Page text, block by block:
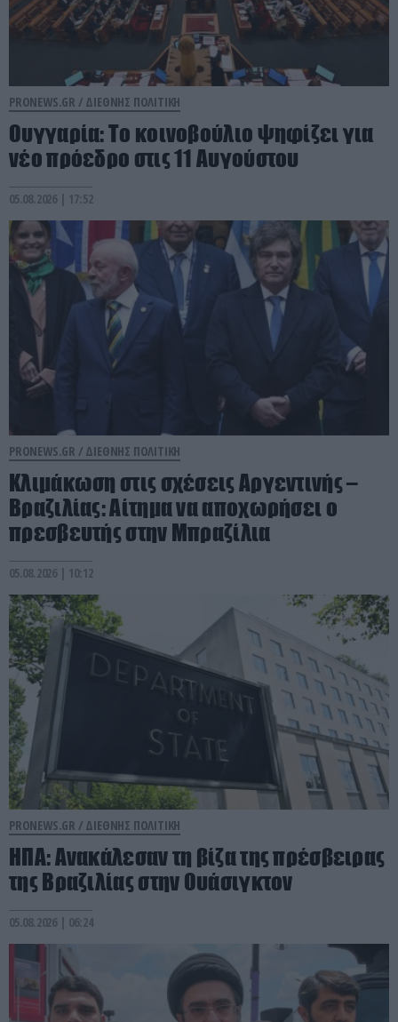
PRONEWS.GR / ΔΙΕΘΝΗΣ ΠΟΛΙΤΙΚΗ
Ουγγαρία: Το κοινοβούλιο ψηφίζει για
νέο πρόεδρο στις 11 Αυγούστου
05.08.2026 | 17:52
PRONEWS.GR / ΔΙΕΘΝΗΣ ΠΟΛΙΤΙΚΗ
Κλιμάκωση στις σχέσεις Αργεντινής –
Βραζιλίας: Αίτημα να αποχωρήσει ο
πρεσβευτής στην Μπραζίλια
05.08.2026 | 10:12
PRONEWS.GR / ΔΙΕΘΝΗΣ ΠΟΛΙΤΙΚΗ
ΗΠΑ: Aνακάλεσαν τη βίζα της πρέσβειρας
της Βραζιλίας στην Ουάσιγκτον
05.08.2026 | 06:24